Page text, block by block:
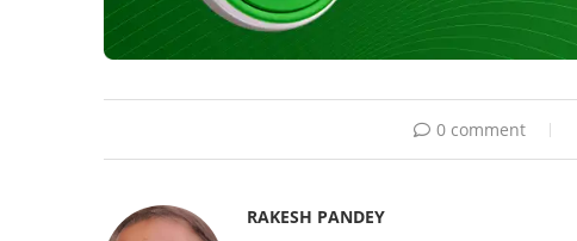
0 comment
RAKESH PANDEY